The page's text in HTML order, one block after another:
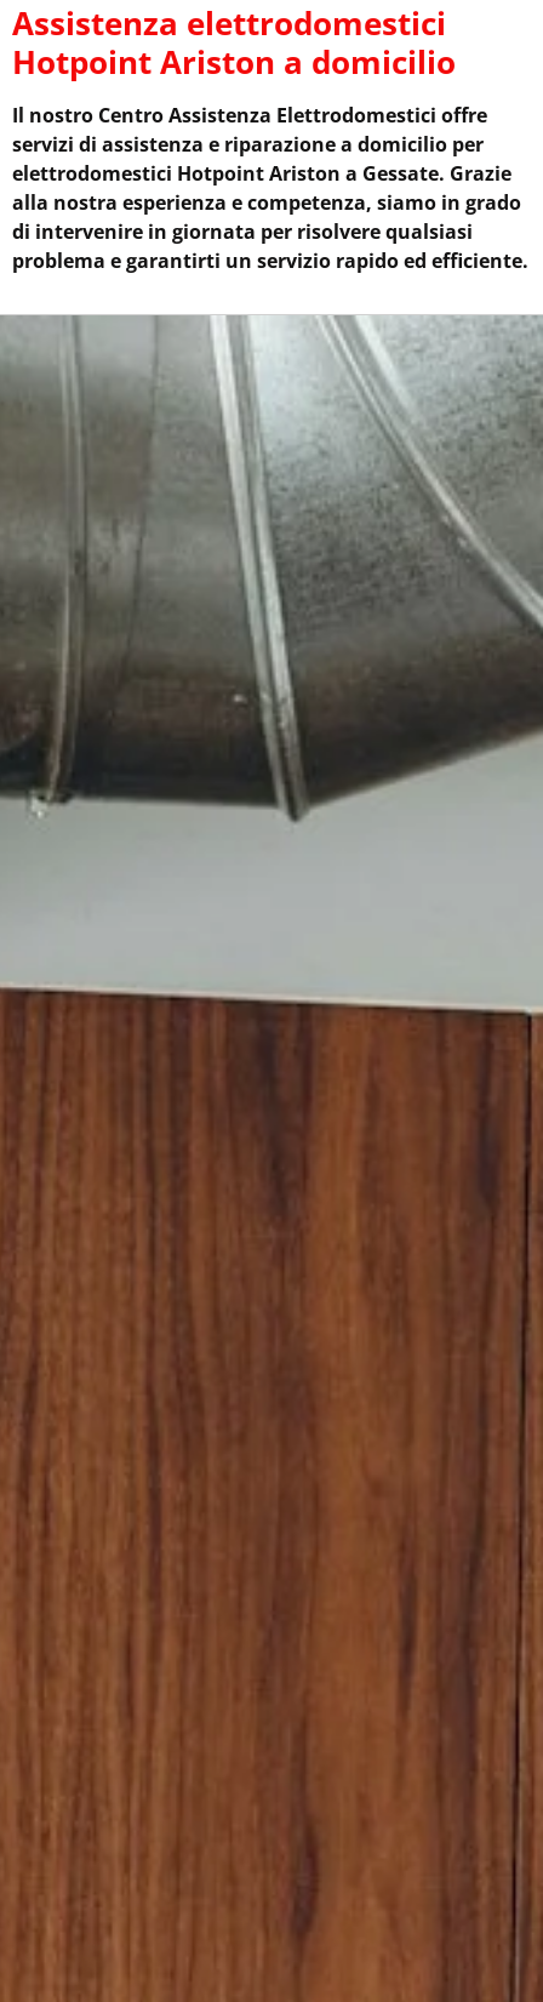
Assistenza elettrodomestici
Hotpoint Ariston a domicilio
Il nostro Centro Assistenza Elettrodomestici offre
servizi di assistenza e riparazione a domicilio per
elettrodomestici Hotpoint Ariston a Gessate. Grazie
alla nostra esperienza e competenza, siamo in grado
di intervenire in giornata per risolvere qualsiasi
problema e garantirti un servizio rapido ed efficiente.